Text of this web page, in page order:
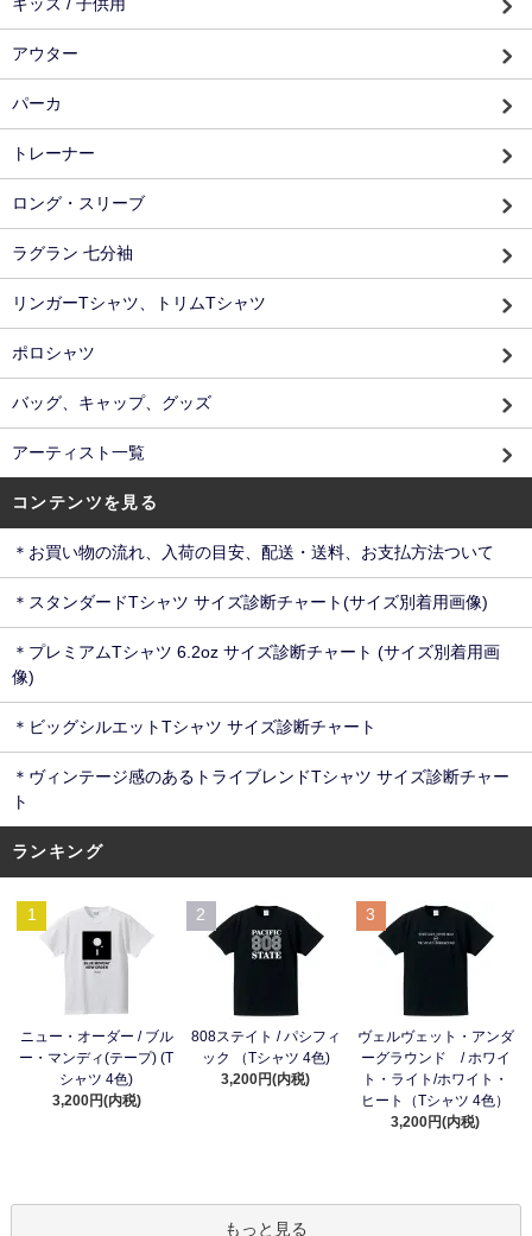
キッズ / 子供用
アウター
パーカ
トレーナー
ロング・スリーブ
ラグラン 七分袖
リンガーTシャツ、トリムTシャツ
ポロシャツ
バッグ、キャップ、グッズ
アーティスト一覧
コンテンツを見る
＊お買い物の流れ、入荷の目安、配送・送料、お支払方法ついて
＊スタンダードTシャツ サイズ診断チャート(サイズ別着用画像)
＊プレミアムTシャツ 6.2oz サイズ診断チャート (サイズ別着用画
像)
＊ビッグシルエットTシャツ サイズ診断チャート
＊ヴィンテージ感のあるトライブレンドTシャツ サイズ診断チャー
ト
ランキング
1
ニュー・オーダー / ブル
ー・マンディ(テープ) (T
シャツ 4色)
3,200円(内税)
2
808ステイト / パシフィ
ック （Tシャツ 4色)
3,200円(内税)
3
ヴェルヴェット・アンダ
ーグラウンド / ホワイ
ト・ライト/ホワイト・
ヒート（Tシャツ 4色）
3,200円(内税)
もっと見る